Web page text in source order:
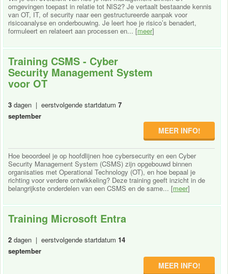
omgevingen toepast in relatie tot NIS2? Je vertaalt bestaande kennis
van OT, IT, of security naar een gestructureerde aanpak voor
risicoanalyse en onderbouwing. Je leert hoe je risico’s benadert,
formuleert en relateert aan processen en... [meer]
Training CSMS - Cyber
Security Management System
voor OT
3 dagen | eerstvolgende startdatum 7
september
MEER INFO!
Hoe beoordeel je op hoofdlijnen hoe cybersecurity en een Cyber
Security Management System (CSMS) zijn opgebouwd binnen
organisaties met Operational Technology (OT), en hoe bepaal je
richting voor verdere ontwikkeling? Deze training geeft inzicht in de
belangrijkste onderdelen van een CSMS en de same... [meer]
Training Microsoft Entra
2 dagen | eerstvolgende startdatum 14
september
MEER INFO!